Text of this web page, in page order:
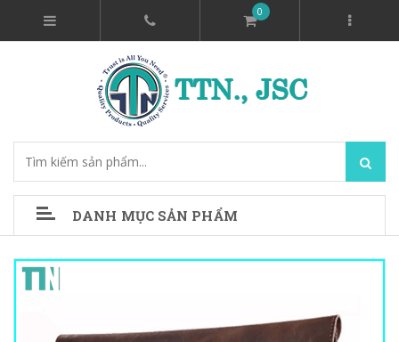
0
DANH MỤC SẢN PHẨM